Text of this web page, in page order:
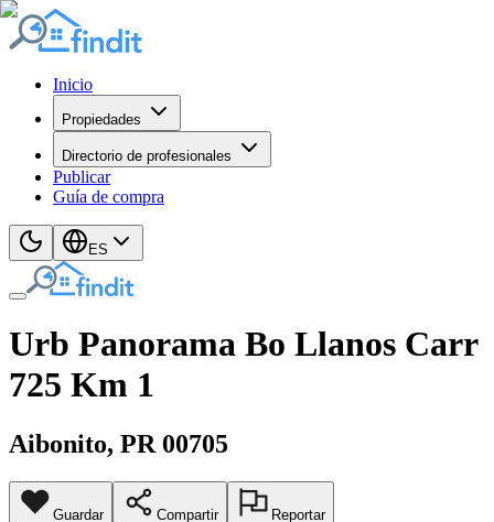
Inicio
Propiedades
Directorio de profesionales
Publicar
Guía de compra
ES
Urb Panorama Bo Llanos Carr
725 Km 1
Aibonito, PR 00705
Guardar Compartir Reportar